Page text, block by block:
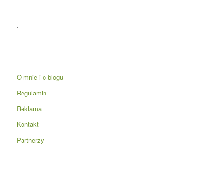
.
O mnie i o blogu
Regulamin
Reklama
Kontakt
Partnerzy